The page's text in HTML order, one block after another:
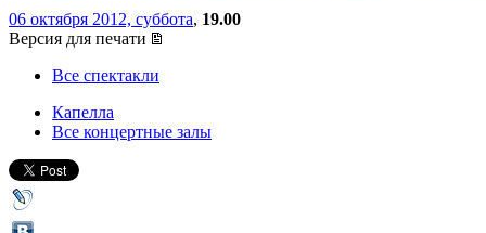
06 октября 2012, суббота, 19.00
Версия для печати
Все спектакли
Капелла
Все концертные залы